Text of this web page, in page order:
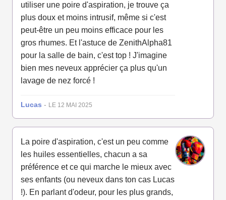
utiliser une poire d'aspiration, je trouve ça
plus doux et moins intrusif, même si c'est
peut-être un peu moins efficace pour les
gros rhumes. Et l'astuce de ZenithAlpha81
pour la salle de bain, c'est top ! J'imagine
bien mes neveux apprécier ça plus qu'un
lavage de nez forcé !
Lucas - LE 12 MAI 2025
La poire d'aspiration, c'est un peu comme
les huiles essentielles, chacun a sa
préférence et ce qui marche le mieux avec
ses enfants (ou neveux dans ton cas Lucas
!). En parlant d'odeur, pour les plus grands,